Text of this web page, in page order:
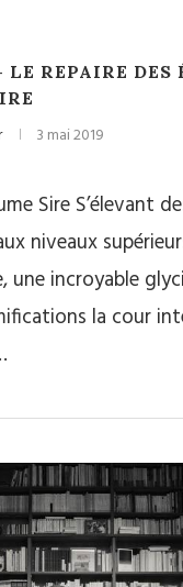
LE REPAIRE DES
3 mai 2019
Sire S’élevant
niveaux
une incroyable
la cour